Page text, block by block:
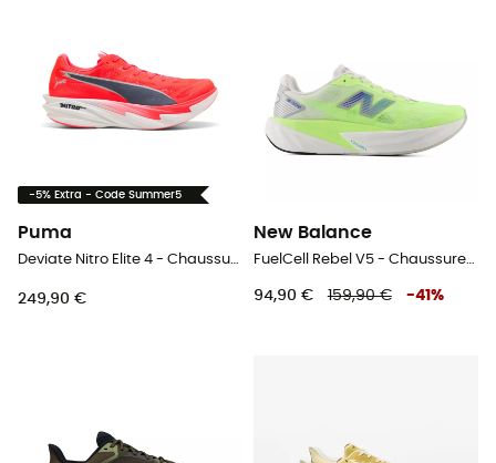
-5% Extra - Code Summer5
Puma
Deviate Nitro Elite 4 - Chaussures running homme
249,90 €
New Balance
FuelCell Rebel V5 - Chaussures running homme
94,90 € 159,90 € -41 %